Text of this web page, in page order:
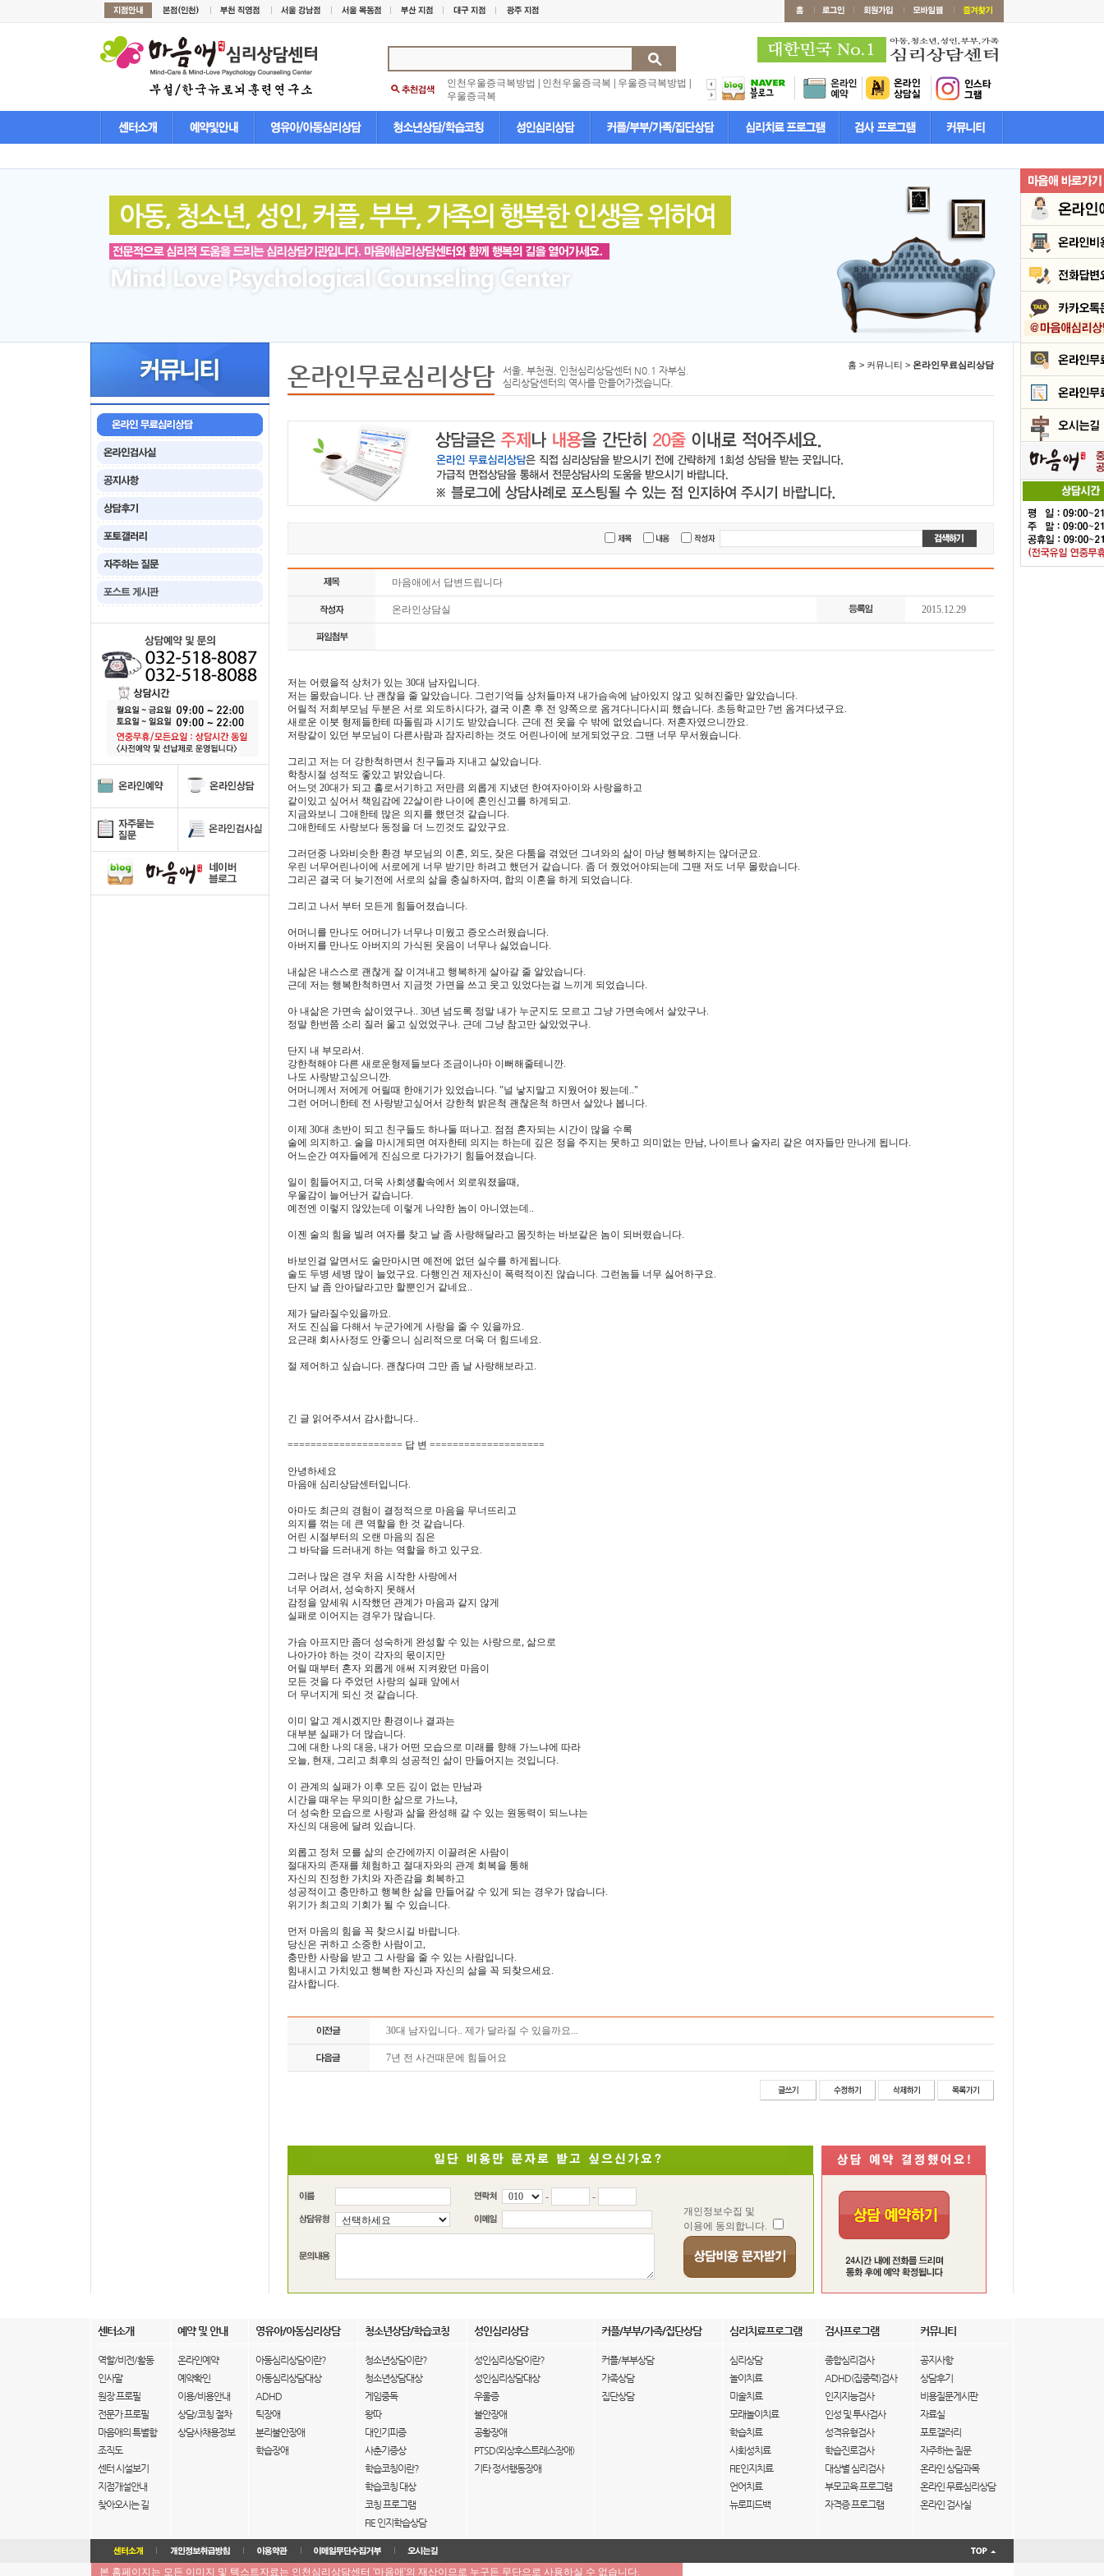
인천우울증극복방법 인천우울증극복 우울증극복방법
우울증극복
온라인무료심리상담
서울, 부천권, 인천심리상담센터 N0.1 자부심.
심리상담센터의 역사를 만들어가겠습니다.
홈 > 커뮤니티 > 온라인무료심리상담
마음애에서 답변드립니다
온라인상담실 2015.12.29
저는 어렸을적 상처가 있는 30대 남자입니다.
저는 몰랐습니다. 난 괜찮을 줄 알았습니다. 그런기억들 상처들마져 내가슴속에 남아있지 않고 잊혀진줄만 알았습니다.
어릴적 저희부모님 두분은 서로 외도하시다가, 결국 이혼 후 전 양쪽으로 옴겨다니다시피 했습니다. 초등학교만 7번 옴겨다녔구요.
새로운 이붓 형제들한테 따돌림과 시기도 받았습니다. 근데 전 웃을 수 밖에 없었습니다. 저혼자였으니깐요.
저랑같이 있던 부모님이 다른사람과 잠자리하는 것도 어린나이에 보게되었구요. 그땐 너무 무서웠습니다.
그리고 저는 더 강한척하면서 친구들과 지내고 살았습니다.
학창시절 성적도 좋았고 밝았습니다.
어느덧 20대가 되고 홀로서기하고 저만큼 외롭게 지냈던 한여자아이와 사랑을하고
같이있고 싶어서 책임감에 22살이란 나이에 혼인신고를 하게되고.
지금와보니 그애한테 많은 의지를 했던것 같습니다.
그애한테도 사랑보다 동정을 더 느낀것도 같았구요.
그러던중 나와비슷한 환경 부모님의 이혼, 외도, 잦은 다툼을 겪었던 그녀와의 삶이 마냥 행복하지는 않더군요.
우린 너무어린나이에 서로에게 너무 받기만 하려고 했던거 같습니다. 좀 더 줬었어야되는데 그땐 저도 너무 몰랐습니다.
그리곤 결국 더 늦기전에 서로의 삶을 충실하자며, 합의 이혼을 하게 되었습니다.
그리고 나서 부터 모든게 힘들어졌습니다.
어머니를 만나도 어머니가 너무나 미웠고 증오스러웠습니다.
아버지를 만나도 아버지의 가식된 웃음이 너무나 싫었습니다.
내삶은 내스스로 괜찮게 잘 이겨내고 행복하게 살아갈 줄 알았습니다.
근데 저는 행복한척하면서 지금껏 가면을 쓰고 웃고 있었다는걸 느끼게 되었습니다.
아 내삶은 가면속 삶이였구나.. 30년 넘도록 정말 내가 누군지도 모르고 그냥 가면속에서 살았구나.
정말 한번쯤 소리 질러 울고 싶었었구나. 근데 그냥 참고만 살았었구나.
단지 내 부모라서.
강한척해야 다른 새로운형제들보다 조금이나마 이뻐해줄테니깐.
나도 사랑받고싶으니깐.
어머니께서 저에게 어릴때 한애기가 있었습니다. "널 낳지말고 지웠어야 됬는데.."
그런 어머니한테 전 사랑받고싶어서 강한척 밝은척 괜찮은척 하면서 살았나 봅니다.
이제 30대 초반이 되고 친구들도 하나둘 떠나고. 점점 혼자되는 시간이 많을 수록
술에 의지하고. 술을 마시게되면 여자한테 의지는 하는데 깊은 정을 주지는 못하고 의미없는 만남, 나이트나 술자리 같은 여자들만 만나게 됩니다.
어느순간 여자들에게 진심으로 다가가기 힘들어졌습니다.
일이 힘들어지고, 더욱 사회생활속에서 외로워졌을때,
우울감이 늘어난거 같습니다.
예전엔 이렇지 않았는데 이렇게 나약한 놈이 아니였는데..
이젠 술의 힘을 빌려 여자를 찾고 날 좀 사랑해달라고 몸짓하는 바보같은 놈이 되버렸습니다.
바보인걸 알면서도 술만마시면 예전에 없던 실수를 하게됩니다.
술도 두병 세병 많이 늘었구요. 다행인건 제자신이 폭력적이진 않습니다. 그런놈들 너무 싫어하구요.
단지 날 좀 안아달라고만 할뿐인거 같네요..
제가 달라질수있을까요.
저도 진심을 다해서 누군가에게 사랑을 줄 수 있을까요.
요근래 회사사정도 안좋으니 심리적으로 더욱 더 힘드네요.
절 제어하고 싶습니다. 괜찮다며 그만 좀 날 사랑해보라고.
긴 글 읽어주셔서 감사합니다..
==================== 답 변 ====================
안녕하세요
마음애 심리상담센터입니다.
아마도 최근의 경험이 결정적으로 마음을 무너뜨리고
의지를 꺾는 데 큰 역할을 한 것 같습니다.
어린 시절부터의 오랜 마음의 짐은
그 바닥을 드러내게 하는 역할을 하고 있구요.
그러나 많은 경우 처음 시작한 사랑에서
너무 어려서, 성숙하지 못해서
감정을 앞세워 시작했던 관계가 마음과 같지 않게
실패로 이어지는 경우가 많습니다.
가슴 아프지만 좀더 성숙하게 완성할 수 있는 사랑으로, 삶으로
나아가야 하는 것이 각자의 몫이지만
어릴 때부터 혼자 외롭게 애써 지켜왔던 마음이
모든 것을 다 주었던 사랑의 실패 앞에서
더 무너지게 되신 것 같습니다.
이미 알고 계시겠지만 환경이나 결과는
대부분 실패가 더 많습니다.
그에 대한 나의 대응, 내가 어떤 모습으로 미래를 향해 가느냐에 따라
오늘, 현재, 그리고 최후의 성공적인 삶이 만들어지는 것입니다.
이 관계의 실패가 이후 모든 깊이 없는 만남과
시간을 때우는 무의미한 삶으로 가느냐,
더 성숙한 모습으로 사랑과 삶을 완성해 갈 수 있는 원동력이 되느냐는
자신의 대응에 달려 있습니다.
외롭고 정처 모를 삶의 순간에까지 이끌려온 사람이
절대자의 존재를 체험하고 절대자와의 관계 회복을 통해
자신의 진정한 가치와 자존감을 회복하고
성공적이고 충만하고 행복한 삶을 만들어갈 수 있게 되는 경우가 많습니다.
위기가 최고의 기회가 될 수 있습니다.
먼저 마음의 힘을 꼭 찾으시길 바랍니다.
당신은 귀하고 소중한 사람이고,
충만한 사랑을 받고 그 사랑을 줄 수 있는 사람입니다.
힘내시고 가치있고 행복한 자신과 자신의 삶을 꼭 되찾으세요.
감사합니다.
30대 남자입니다.. 제가 달라질 수 있을까요...
7년 전 사건때문에 힘들어요
-
-
개인정보수집 및
이용에 동의합니다.
센터소개 예약 및 안내 영유아/아동심리상담 청소년상담/학습코칭 성인심리상담 커플/부부/가족/집단상담 심리치료프로그램 검사프로그램 커뮤니티
역할/비전/활동
인사말
원장 프로필
전문가 프로필
마음애의 특별함
조직도
센터 시설보기
지점개설안내
찾아오시는 길
온라인예약
예약확인
이용/비용안내
상담/코칭 절차
상담사채용정보
아동심리상담이란?
아동심리상담대상
ADHD
틱장애
분리불안장애
학습장애
청소년상담이란?
청소년상담대상
게임중독
왕따
대인기피증
사춘기증상
학습코칭이란?
학습코칭 대상
코칭 프로그램
FIE 인지학습상담
성인심리상담이란?
성인심리상담대상
우울증
불안장애
공황장애
PTSD(외상후스트레스장애)
기타 정서행동장애
커플/부부상담
가족상담
집단상담
심리상담
놀이치료
미술치료
모래놀이치료
학습치료
사회성치료
FIE인지치료
언어치료
뉴로피드백
종합심리검사
ADHD(집중력)검사
인지지능검사
인성 및 투사검사
성격유형검사
학습진로검사
대상별 심리검사
부모교육 프로그램
자격증 프로그램
공지사항
상담후기
비용질문게시판
자료실
포토갤러리
자주하는 질문
온라인 상담과목
온라인 무료심리상담
온라인 검사실
본 홈페이지는 모든 이미지 및 텍스트자료는 인천심리상담센터 '마음애'의 재산이므로 누구든 무단으로 사용하실 수 없습니다.